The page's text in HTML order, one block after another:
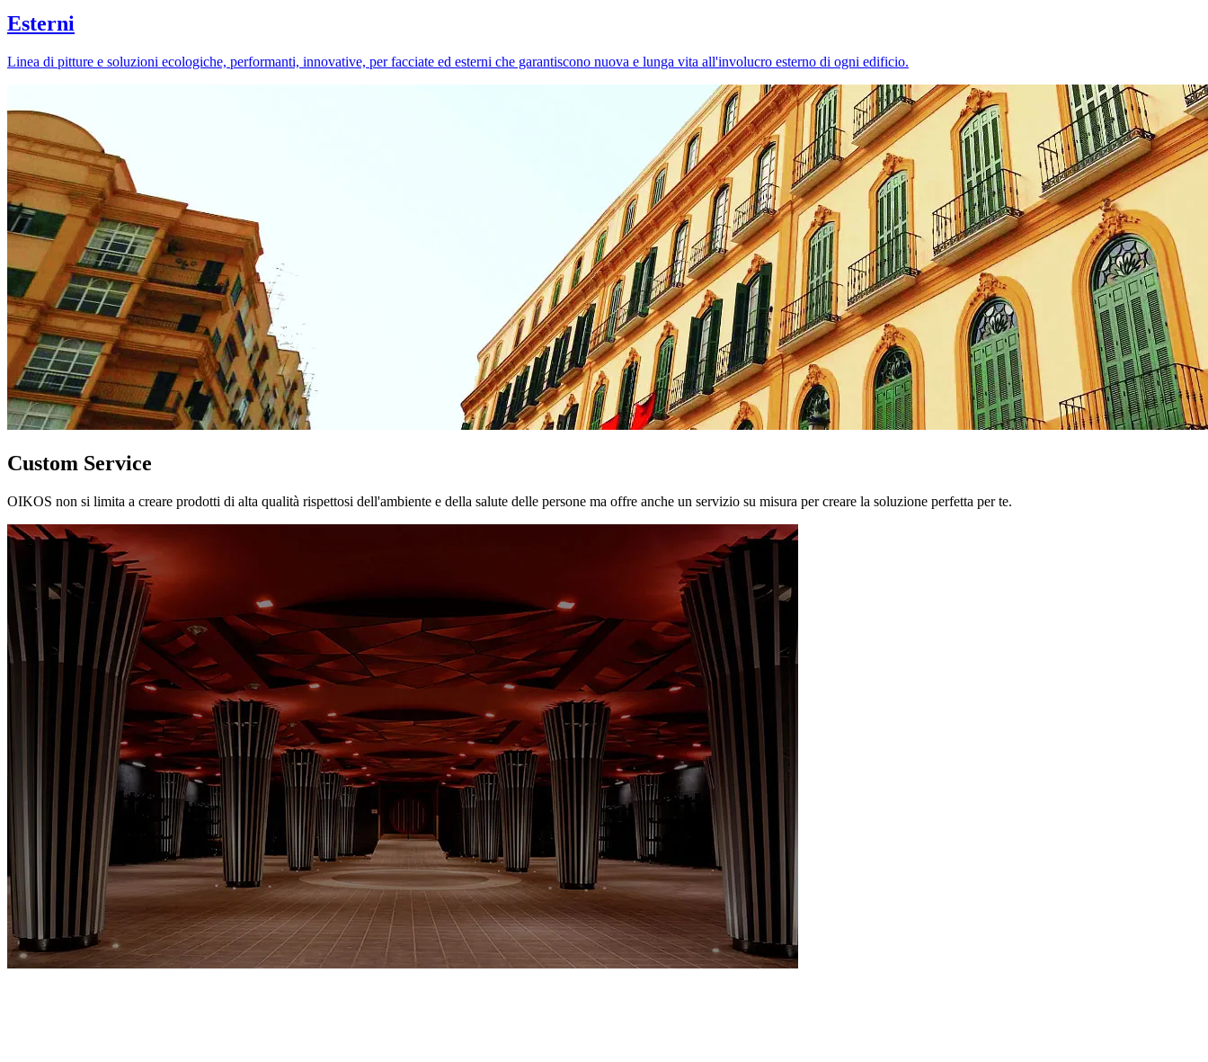
Esterni
Linea di pitture e soluzioni ecologiche, performanti, innovative, per facciate ed esterni che garantiscono nuova e lunga vita all'involucro esterno di ogni edificio.
Custom Service
OIKOS non si limita a creare prodotti di alta qualità rispettosi dell'ambiente e della salute delle persone ma offre anche un servizio su misura per creare la soluzione perfetta per te.